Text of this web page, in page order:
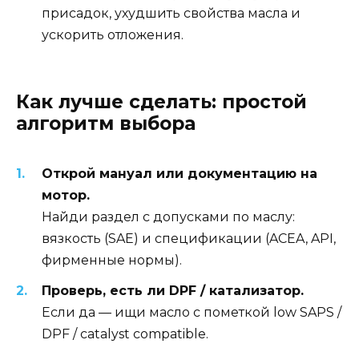
присадок, ухудшить свойства масла и
ускорить отложения.
Как лучше сделать: простой
алгоритм выбора
Открой мануал или документацию на
мотор.
Найди раздел с допусками по маслу:
вязкость (SAE) и спецификации (ACEA, API,
фирменные нормы).
Проверь, есть ли DPF / катализатор.
Если да — ищи масло с пометкой low SAPS /
DPF / catalyst compatible.